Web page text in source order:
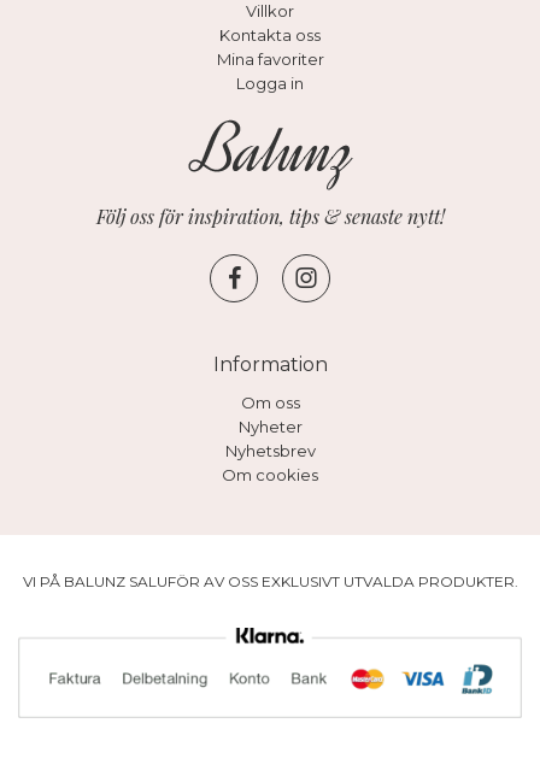
Villkor
Kontakta oss
Mina favoriter
Logga in
Följ oss för inspiration, tips & senaste nytt!
Information
Om oss
Nyheter
Nyhetsbrev
Om cookies
VI PÅ BALUNZ SALUFÖR AV OSS EXKLUSIVT UTVALDA PRODUKTER.